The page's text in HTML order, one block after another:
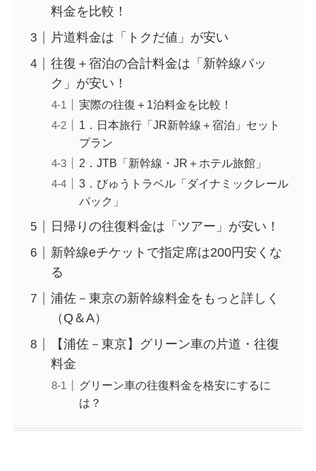
料金を比較！
片道料金は「トクだ値」が安い
往復＋宿泊の合計料金は「新幹線パッ
ク」が安い！
実際の往復＋1泊料金を比較！
1．日本旅行「JR新幹線＋宿泊」セット
プラン
2．JTB「新幹線・JR＋ホテル旅館」
3．びゅうトラベル「ダイナミックレール
パック」
日帰りの往復料金は「ツアー」が安い！
新幹線eチケットで指定席は200円安くな
る
浦佐－東京の新幹線料金をもっと詳しく
（Q＆A）
【浦佐－東京】グリーン車の片道・往復
料金
グリーン車の往復料金を格安にするに
は？